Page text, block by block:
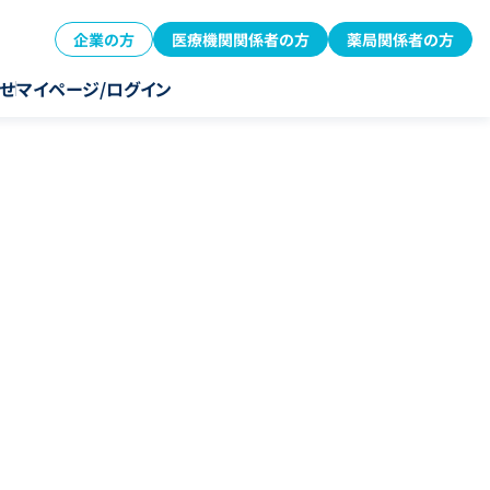
企業の方 医療機関関係者の方 薬局関係者の方
マイページ/ログイン